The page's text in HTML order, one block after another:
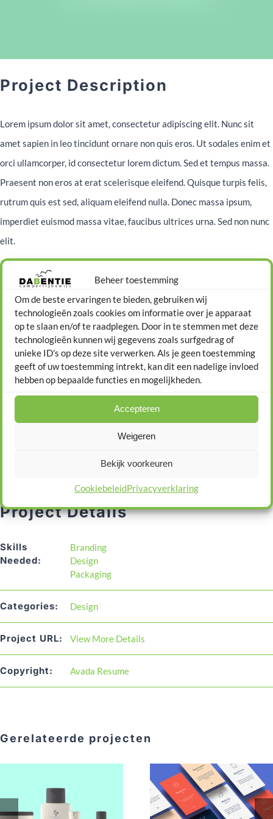
Beheer toestemming
Om de beste ervaringen te bieden, gebruiken wij
technologieën zoals cookies om informatie over je apparaat
op te slaan en/of te raadplegen. Door in te stemmen met deze
technologieën kunnen wij gegevens zoals surfgedrag of
unieke ID's op deze site verwerken. Als je geen toestemming
geeft of uw toestemming intrekt, kan dit een nadelige invloed
hebben op bepaalde functies en mogelijkheden.
Accepteren
Weigeren
Bekijk voorkeuren
CookiebeleidPrivacyverklaring
Project Description
Lorem ipsum dolor sit amet, consectetur adipiscing elit. Nunc sit
amet sapien in leo tincidunt ornare non quis eros. Ut sodales enim et
orci ullamcorper, id consectetur lorem dictum. Sed et tempus massa.
Praesent non eros at erat scelerisque eleifend. Quisque turpis felis,
rutrum quis est sed, aliquam eleifend nulla. Donec massa ipsum,
imperdiet euismod massa vitae, faucibus ultrices urna. Sed non nunc
elit.
Fusce quis condimentum nisl. Phasellus ac magna in libero commodo
condimentum. Maecenas maximus hendrerit nunc vel ultrices. Ut
cursus urna et sapien bibendum rhoncus. Nam tincidunt turpis sit
amet justo lobortis aliquam. Class aptent taciti sociosqu ad litora
torquent per conubia nostra, per inceptos himenaeos. Aliquam
porttitor tellus mi, feugiat pretium lorem maximus non.
Integer nec velit cursus, gravida lorem id, sodales nulla. In nibh leo,
convallis sit amet leo in, cursus vehicula eros. Duis at volutpat velit,
nec porttitor ligula. Donec in rutrum quam. Sed dui tellus, facilisis at
nulla et, tincidunt scelerisque arcu.
Project Details
Skills
Needed:
Branding
Design
Packaging
Categories: Design
Project URL: View More Details
Copyright: Avada Resume
Gerelateerde projecten